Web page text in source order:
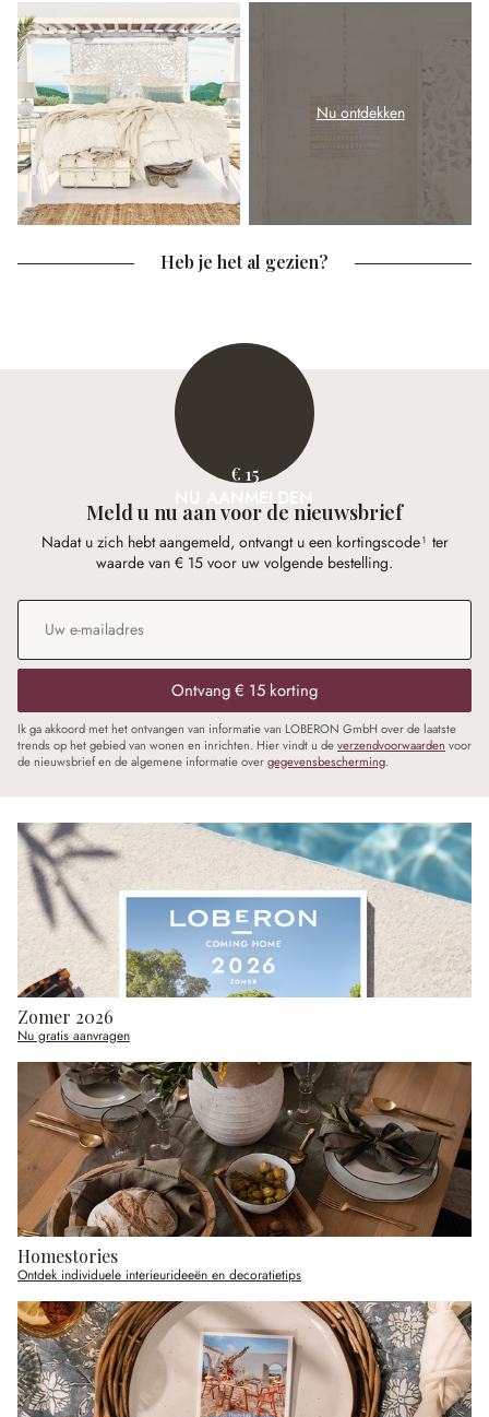
Nu ontdekken
Heb je het al gezien?
€ 15
NU AANMELDEN
Meld u nu aan voor de nieuwsbrief
Nadat u zich hebt aangemeld, ontvangt u een kortingscode¹ ter
waarde van € 15 voor uw volgende bestelling.
E-mailadres
Ontvang € 15 korting
Ik ga akkoord met het ontvangen van informatie van LOBERON GmbH over de laatste
trends op het gebied van wonen en inrichten. Hier vindt u deverzendvoorwaarden voor
de nieuwsbrief en de algemene informatie overgegevensbescherming.
Zomer 2026
Nu gratis aanvragen
Homestories
Ontdek individuele interieurideeën en decoratietips